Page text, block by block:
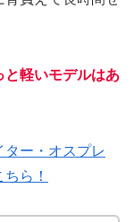
軽いモデルはあ
ー・オスプレ
ら！